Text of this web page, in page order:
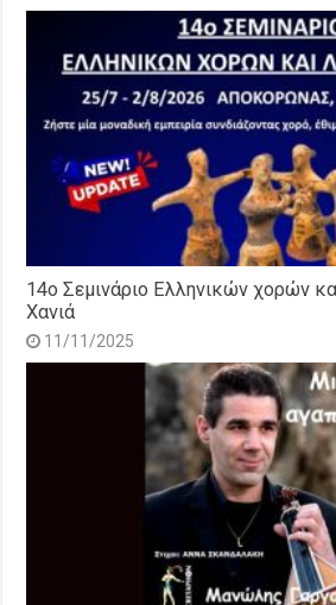
14o Σεμινάριο Ελληνικών χορών
Χανιά
11/11/2025